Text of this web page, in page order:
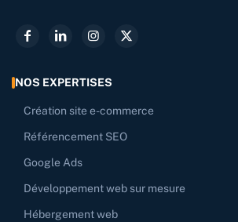
NOS EXPERTISES
Création site e-commerce
Référencement SEO
Google Ads
Développement web sur mesure
Hébergement web